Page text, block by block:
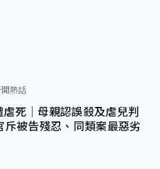
熱話
虐死｜母親認誤殺及虐兒判
被告殘忍、同類案最惡劣